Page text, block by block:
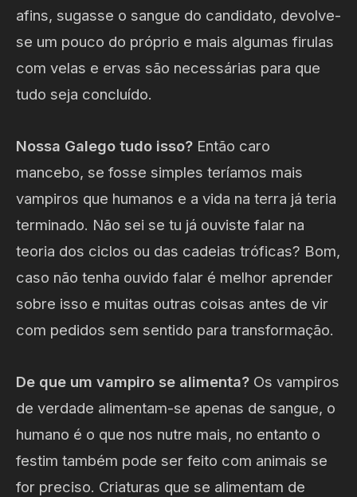
afins, sugasse o sangue do candidato, devolve-
se um pouco do próprio e mais algumas firulas
com velas e ervas são necessárias para que
tudo seja concluído.
Nossa Galego tudo isso? Então caro
mancebo, se fosse simples teríamos mais
vampiros que humanos e a vida na terra já teria
terminado. Não sei se tu já ouviste falar na
teoria dos ciclos ou das cadeias tróficas? Bom,
caso não tenha ouvido falar é melhor aprender
sobre isso e muitas outras coisas antes de vir
com pedidos sem sentido para transformação.
De que um vampiro se alimenta? Os vampiros
de verdade alimentam-se apenas de sangue, o
humano é o que nos nutre mais, no entanto o
festim também pode ser feito com animais se
for preciso. Criaturas que se alimentam de